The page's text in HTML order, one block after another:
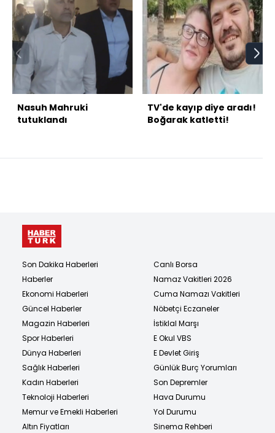
Nasuh Mahruki
tutuklandı
TV'de kayıp diye aradı!
Boğarak katletti!
Son Dakika Haberleri
Haberler
Ekonomi Haberleri
Güncel Haberler
Magazin Haberleri
Spor Haberleri
Dünya Haberleri
Sağlık Haberleri
Kadın Haberleri
Teknoloji Haberleri
Memur ve Emekli Haberleri
Altın Fiyatları
Canlı Borsa
Namaz Vakitleri 2026
Cuma Namazı Vakitleri
Nöbetçi Eczaneler
İstiklal Marşı
E Okul VBS
E Devlet Giriş
Günlük Burç Yorumları
Son Depremler
Hava Durumu
Yol Durumu
Sinema Rehberi